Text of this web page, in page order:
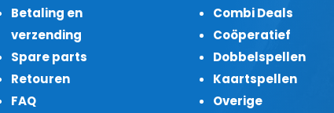
Betaling en
verzending
Spare parts
Retouren
FAQ
Combi Deals
Coöperatief
Dobbelspellen
Kaartspellen
Overige